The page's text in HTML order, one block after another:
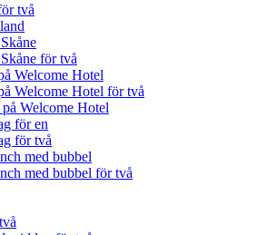
två
för två
Welcome Hotel
Welcome Hotel för två
Welcome Hotel
för en
för två
med bubbel
med bubbel för två